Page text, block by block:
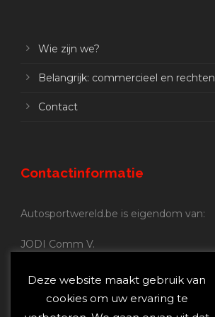
Wie zijn we?
Belangrijk: commercieel en rechten
Contact
Contactinformatie
Autosportwereld.be is eigendom van:
JODI Comm V.
Nijverheidsstraat 70
2160 Wommelgem
Deze website maakt gebruik van
cookies om uw ervaring te